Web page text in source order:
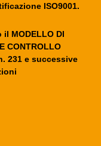
ISO9001.
MODELLO DI
CONTROLLO
231 e successive